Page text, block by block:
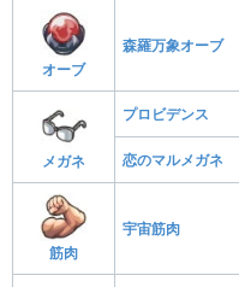
オーブ
森羅万象オーブ
メガネ
プロビデンス
恋のマルメガネ
筋肉
宇宙筋肉